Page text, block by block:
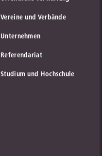
Vereine und Verbände
Unternehmen
Referendariat
Studium und Hochschule